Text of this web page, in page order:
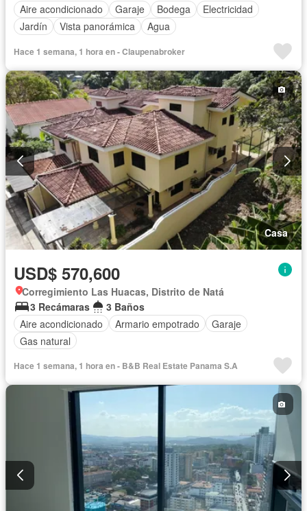
Aire acondicionado
Garaje Bodega
Electricidad
Jardín
Vista panorámica Agua
Hace 1 semana, 1 hora en - Claupenabroker
Casa
USD$ 570,600
Corregimiento Las Huacas, Distrito de Natá
3 Recámaras
3 Baños
Aire acondicionado
Armario empotrado
Garaje
Gas natural
Hace 1 semana, 1 hora en - B&B Real Estate Panama S.A